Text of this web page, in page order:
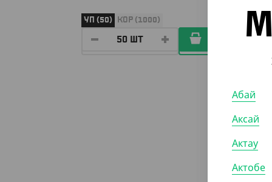
УП (50) КОР (1000) УП (50)
Абай
Аксай
Актау
Актобе